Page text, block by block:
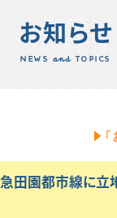
お知らせ
NEWS and TOPICS
急田園都市線に立